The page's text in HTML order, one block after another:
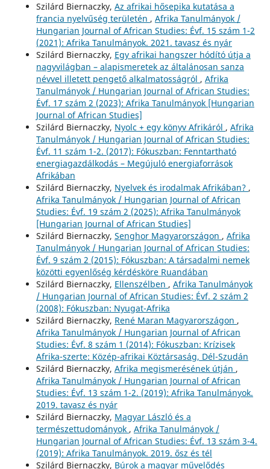
Szilárd Biernaczky, Az afrikai hősepika kutatása a
francia nyelvűség területén , Afrika Tanulmányok /
Hungarian Journal of African Studies: Évf. 15 szám 1-2
(2021): Afrika Tanulmányok. 2021. tavasz és nyár
Szilárd Biernaczky, Egy afrikai hangszer hódító útja a
nagyvilágban – alapismeretek az általánosan sanza
névvel illetett pengető alkalmatosságról , Afrika
Tanulmányok / Hungarian Journal of African Studies:
Évf. 17 szám 2 (2023): Afrika Tanulmányok [Hungarian
Journal of African Studies]
Szilárd Biernaczky, Nyolc + egy könyv Afrikáról , Afrika
Tanulmányok / Hungarian Journal of African Studies:
Évf. 11 szám 1-2. (2017): Fókuszban: Fenntartható
energiagazdálkodás – Megújuló energiaforrások
Afrikában
Szilárd Biernaczky, Nyelvek és irodalmak Afrikában? ,
Afrika Tanulmányok / Hungarian Journal of African
Studies: Évf. 19 szám 2 (2025): Afrika Tanulmányok
[Hungarian Journal of African Studies]
Szilárd Biernaczky, Senghor Magyarországon , Afrika
Tanulmányok / Hungarian Journal of African Studies:
Évf. 9 szám 2 (2015): Fókuszban: A társadalmi nemek
közötti egyenlőség kérdésköre Ruandában
Szilárd Biernaczky, Ellenszélben , Afrika Tanulmányok
/ Hungarian Journal of African Studies: Évf. 2 szám 2
(2008): Fókuszban: Nyugat-Afrika
Szilárd Biernaczky, René Maran Magyarországon ,
Afrika Tanulmányok / Hungarian Journal of African
Studies: Évf. 8 szám 1 (2014): Fókuszban: Krízisek
Afrika-szerte: Közép-afrikai Köztársaság, Dél-Szudán
Szilárd Biernaczky, Afrika megismerésének útján ,
Afrika Tanulmányok / Hungarian Journal of African
Studies: Évf. 13 szám 1-2. (2019): Afrika Tanulmányok.
2019. tavasz és nyár
Szilárd Biernaczky, Magyar László és a
természettudományok , Afrika Tanulmányok /
Hungarian Journal of African Studies: Évf. 13 szám 3-4.
(2019): Afrika Tanulmányok. 2019. ősz és tél
Szilárd Biernaczky, Búrok a magyar művelődés